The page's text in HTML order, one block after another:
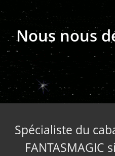
Nous nous
Spécialiste du
FANTASMAGIC